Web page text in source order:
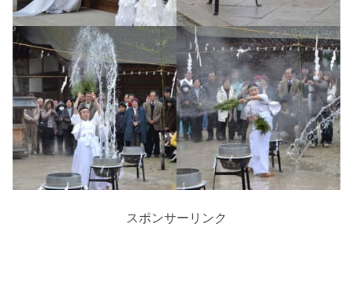
スポンサーリンク